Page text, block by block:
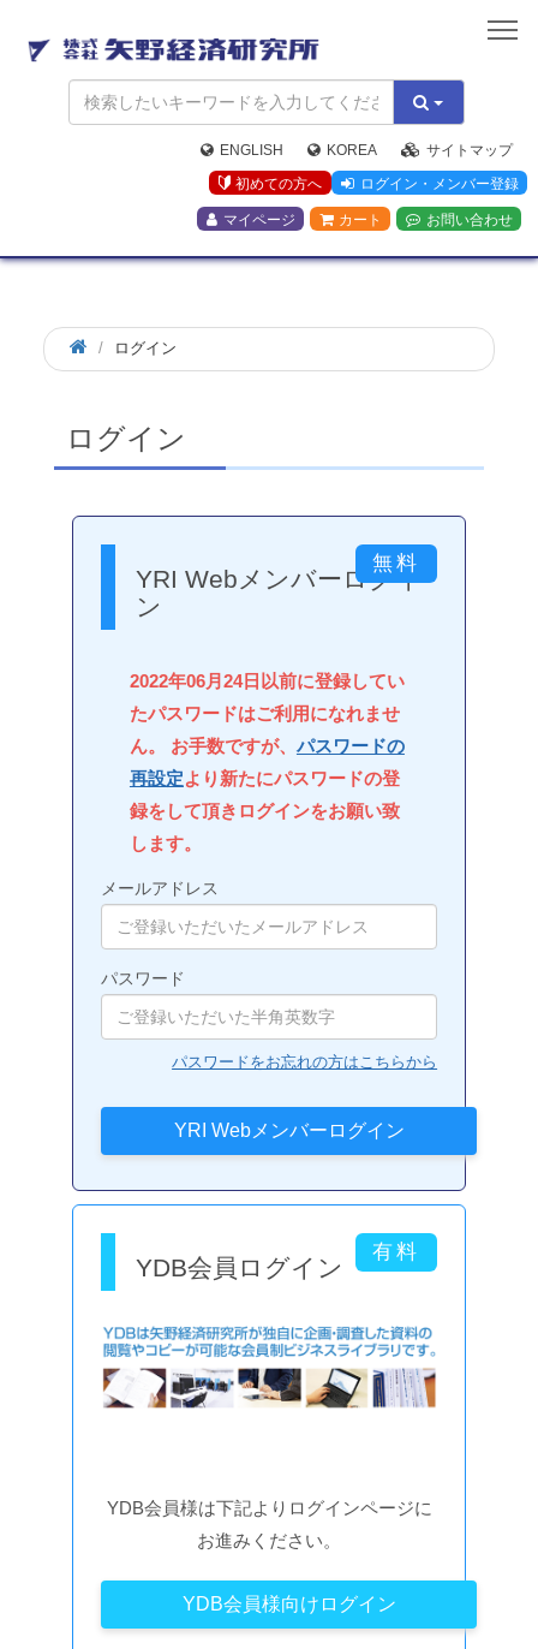
矢
野
経
済
研
究
所
ENGLISH KOREA
サイトマップ
初めての方へ
ログイン・メンバー登録
マイページ カート お問い合わせ
ログイン
ログイン
YRI Webメンバーログイ
ン
2022年06月24日以前に登録してい
たパスワードはご利用になれませ
ん。 お手数ですが、 パスワードの
再設定より新たにパスワードの登
録をして頂きログインをお願い致
します。
メールアドレス
パスワード
パスワードをお忘れの方はこちらから
YDB会員ログイン
YDB会員様は下記よりログインページに
お進みください。
YDB会員様向けログイン